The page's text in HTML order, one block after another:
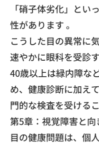
「硝子体劣化」とい
性があります 。
こうした目の異常に
速やかに眼科を受診
40歳以上は緑内障な
め、健康診断に加え
門的な検査を受ける
第5章：視覚障害と
目の健康問題は、個